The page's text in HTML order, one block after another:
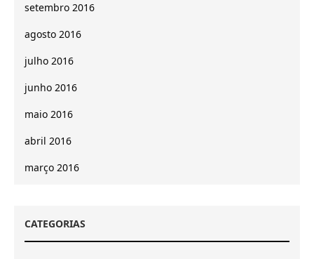
setembro 2016
agosto 2016
julho 2016
junho 2016
maio 2016
abril 2016
março 2016
CATEGORIAS